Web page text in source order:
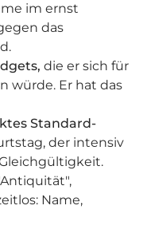
im ernst
das
die er sich für
würde. Er hat das
Standard-
der intensiv
Name,